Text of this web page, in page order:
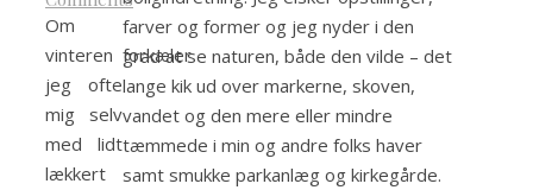
Om
vinteren forkæler
jeg ofte
mig selv
med lidt
lækkert
farver og former og jeg nyder i den
grad at se naturen, både den vilde – det
lange kik ud over markerne, skoven,
vandet og den mere eller mindre
tæmmede i min og andre folks haver
samt smukke parkanlæg og kirkegårde.